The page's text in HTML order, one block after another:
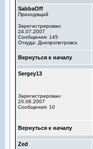
SabbaOff
Приходящий
Зарегистрирован:
24.07.2007
Сообщения: 145
Откуда: Днепропетровск
Вернуться к началу
Sergey13
Зарегистрирован:
20.06.2007
Сообщения: 10
Вернуться к началу
Zed